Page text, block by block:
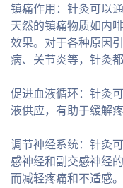
镇痛作用：针灸可以
天然的镇痛物质如内
效果。对于各种原因
病、关节炎等，针灸
促进血液循环：针灸
液供应，有助于缓解
调节神经系统：针灸
感神经和副交感神经
而减轻疼痛和不适感。